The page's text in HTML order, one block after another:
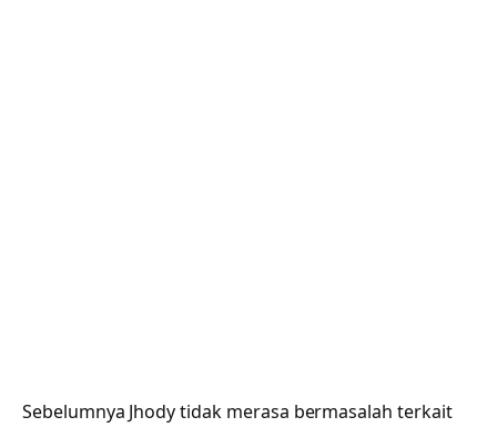
Sebelumnya Jhody tidak merasa bermasalah terkait